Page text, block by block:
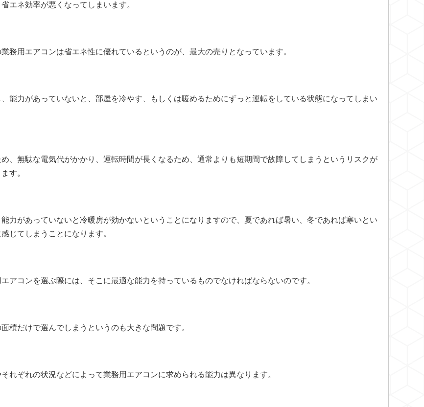
省エネ効率が悪くなってしまいます。
務用エアコンは省エネ性に優れているというのが、最大の売りとなっています。
、能力があっていないと、部屋を冷やす、もしくは暖めるためにずっと運転をしている状態になってしまい
め、無駄な電気代がかかり、運転時間が長くなるため、通常よりも短期間で故障してしまうというリスクが
す。
能力があっていないと冷暖房が効かないということになりますので、夏であれば暑い、冬であれば寒いとい
感じてしまうことになります。
アコンを選ぶ際には、そこに最適な能力を持っているものでなければならないのです。
積だけで選んでしまうというのも大きな問題です。
れぞれの状況などによって業務用エアコンに求められる能力は異なります。